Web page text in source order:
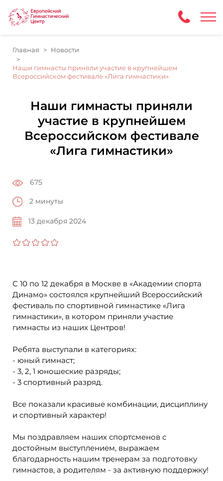
Главная Новости
Наши гимнасты приняли участие в крупнейшем
Всероссийском фестивале «Лига гимнастики»
Наши гимнасты приняли
участие в крупнейшем
Всероссийском фестивале
«Лига гимнастики»
675
2 минуты
13 декабря 2024
С 10 по 12 декабря в Москве в «Академии спорта
Динамо» состоялся крупнейший Всероссийский
фестиваль по спортивной гимнастике «Лига
гимнастики», в котором приняли участие
гимнасты из наших Центров!
Ребята выступали в категориях:
- юный гимнаст;
- 3, 2, 1 юношеские разряды;
- 3 спортивный разряд.
Все показали красивые комбинации, дисциплину
и спортивный характер!
Мы поздравляем наших спортсменов с
достойным выступлением, выражаем
благодарность нашим тренерам за подготовку
гимнастов, а родителям - за активную поддержку!